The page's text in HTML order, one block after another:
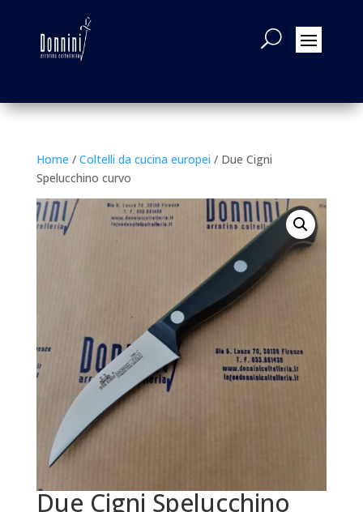
Home / Coltelli da cucina europei / Due Cigni
Spelucchino curvo
Due Cigni Spelucchino